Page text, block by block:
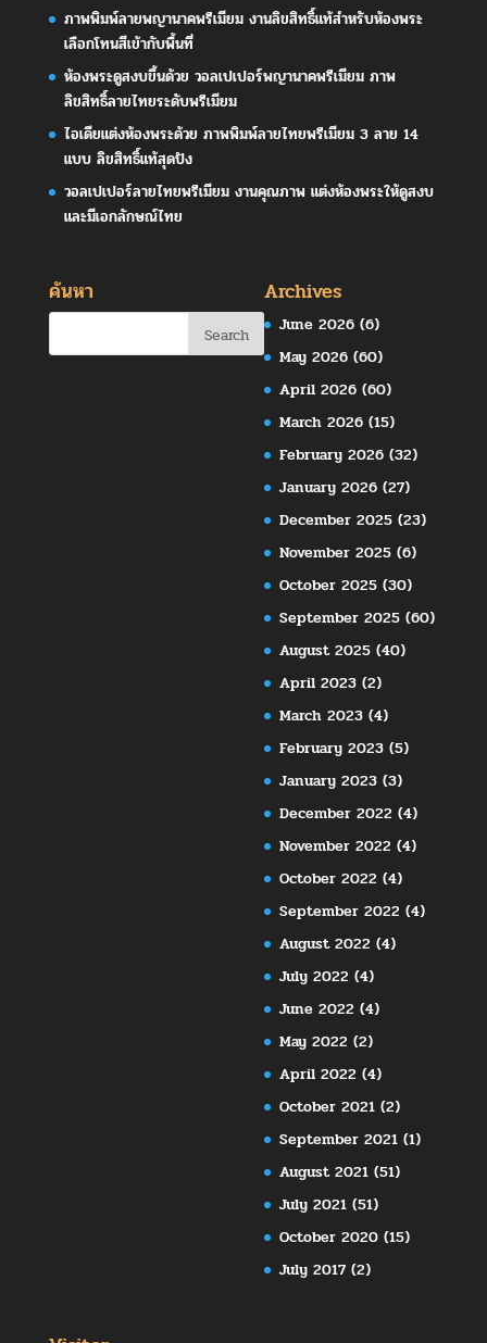
ภาพพิมพ์ลายพญานาคพรีเมียม งานลิขสิทธิ์แท้สำหรับห้องพระ
เลือกโทนสีเข้ากับพื้นที่
ห้องพระดูสงบขึ้นด้วย วอลเปเปอร์พญานาคพรีเมียม ภาพ
ลิขสิทธิ์ลายไทยระดับพรีเมียม
ไอเดียแต่งห้องพระด้วย ภาพพิมพ์ลายไทยพรีเมียม 3 ลาย 14
แบบ ลิขสิทธิ์แท้สุดปัง
วอลเปเปอร์ลายไทยพรีเมียม งานคุณภาพ แต่งห้องพระให้ดูสงบ
และมีเอกลักษณ์ไทย
ค้นหา Archives
June 2026 (6)
May 2026 (60)
April 2026 (60)
March 2026 (15)
February 2026 (32)
January 2026 (27)
December 2025 (23)
November 2025 (6)
October 2025 (30)
September 2025 (60)
August 2025 (40)
April 2023 (2)
March 2023 (4)
February 2023 (5)
January 2023 (3)
December 2022 (4)
November 2022 (4)
October 2022 (4)
September 2022 (4)
August 2022 (4)
July 2022 (4)
June 2022 (4)
May 2022 (2)
April 2022 (4)
October 2021 (2)
September 2021 (1)
August 2021 (51)
July 2021 (51)
October 2020 (15)
July 2017 (2)